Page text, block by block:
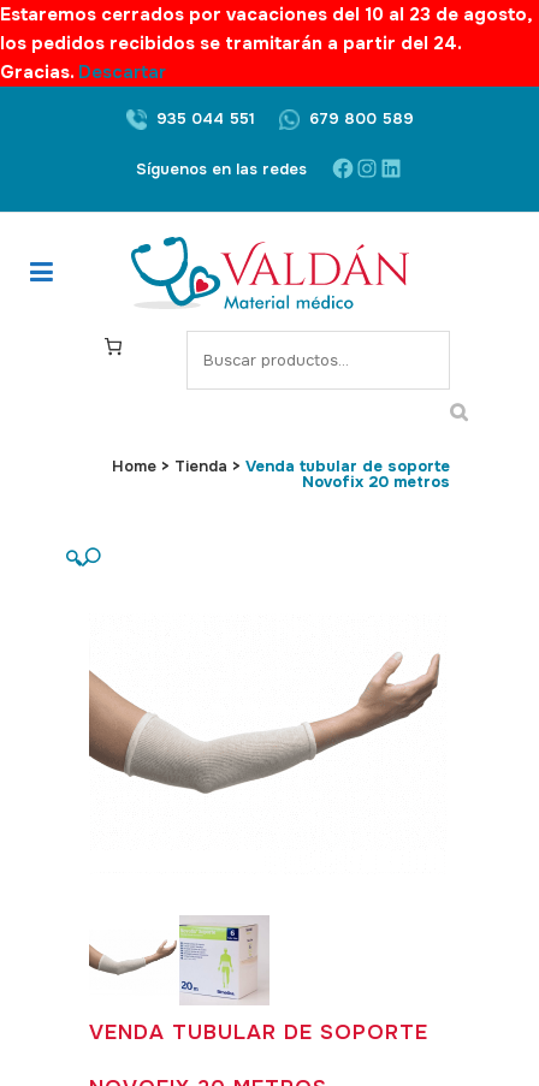
Estaremos cerrados por vacaciones del 10 al 23 de agosto,
los pedidos recibidos se tramitarán a partir del 24.
Gracias. Descartar
935 044 551 679 800 589
Síguenos en las redes Facebook
Instagram
LinkedIn
S
e
c
Home > Tienda > Venda tubular de soporte
Novofix 20 metros
🔍
VENDA TUBULAR DE SOPORTE